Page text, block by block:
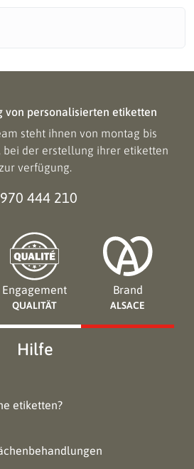
von personalisierten etiketten
steht ihnen von montag bis
bei der erstellung ihrer etiketten
zur verfügung.
444 210
Engagement
QUALITÄT
Brand
ALSACE
Hilfe
etiketten?